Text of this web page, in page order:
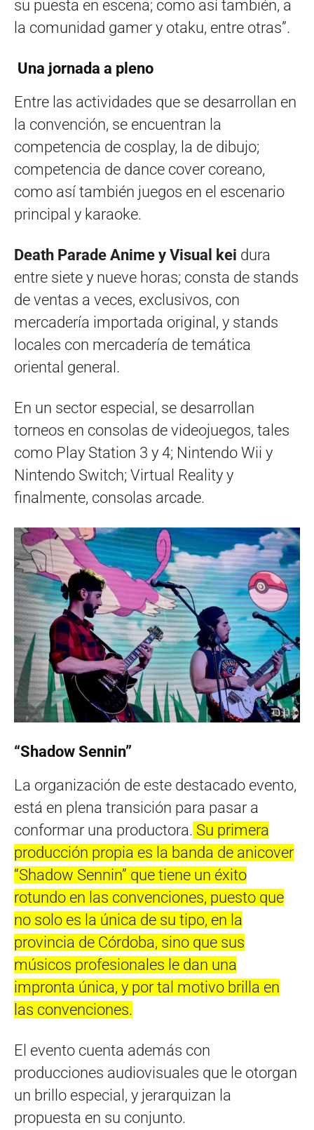
su puesta en escena; como así también, a
la comunidad gamer y otaku, entre otras”.
Una jornada a pleno
Entre las actividades que se desarrollan en
la convención, se encuentran la
competencia de cosplay, la de dibujo;
competencia de dance cover coreano,
como así también juegos en el escenario
principal y karaoke.
Death Parade Anime y Visual kei dura
entre siete y nueve horas; consta de stands
de ventas a veces, exclusivos, con
mercadería importada original, y stands
locales con mercadería de temática
oriental general.
En un sector especial, se desarrollan
torneos en consolas de videojuegos, tales
como Play Station 3 y 4; Nintendo Wii y
Nintendo Switch; Virtual Reality y
finalmente, consolas arcade.
“Shadow Sennin”
La organización de este destacado evento,
está en plena transición para pasar a
conformar una productora. Su primera
producción propia es la banda de anicover
“Shadow Sennin” que tiene un éxito
rotundo en las convenciones, puesto que
no solo es la única de su tipo, en la
provincia de Córdoba, sino que sus
músicos profesionales le dan una
impronta única, y por tal motivo brilla en
las convenciones.
El evento cuenta además con
producciones audiovisuales que le otorgan
un brillo especial, y jerarquizan la
propuesta en su conjunto.